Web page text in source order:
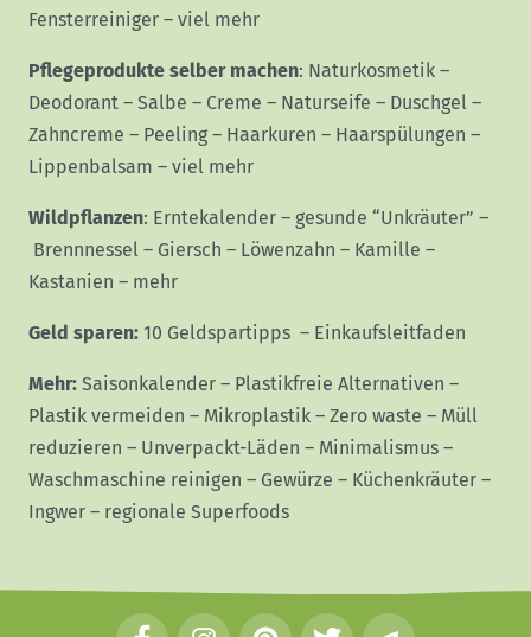
Fensterreiniger – viel mehr
Pflegeprodukte selber machen: Naturkosmetik –
Deodorant – Salbe – Creme – Naturseife – Duschgel –
Zahncreme – Peeling – Haarkuren – Haarspülungen –
Lippenbalsam – viel mehr
Wildpflanzen: Erntekalender – gesunde “Unkräuter” –
Brennnessel – Giersch – Löwenzahn – Kamille –
Kastanien – mehr
Geld sparen: 10 Geldspartipps – Einkaufsleitfaden
Mehr: Saisonkalender – Plastikfreie Alternativen –
Plastik vermeiden – Mikroplastik – Zero waste – Müll
reduzieren – Unverpackt-Läden – Minimalismus –
Waschmaschine reinigen – Gewürze – Küchenkräuter –
Ingwer – regionale Superfoods